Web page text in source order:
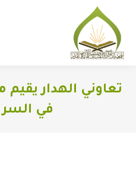
تعاوني الهدار يقيم
في السر